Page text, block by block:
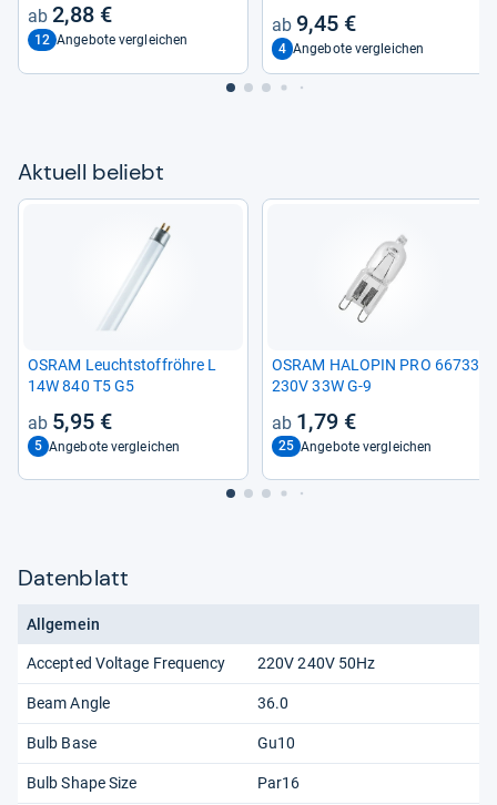
2,88 €
12 Angebote vergleichen
9,45 €
4 Angebote vergleichen
Aktu­ell beliebt
OSRAM Leucht­stoff­röhre L
14W 840 T5 G5
5,95 €
5 Angebote vergleichen
OSRAM HALO­PIN PRO 66733
230V 33W G-​9
1,79 €
25 Angebote vergleichen
Datenblatt
Allgemein
Accepted Voltage Frequency 220V 240V 50Hz
Beam Angle 36.0
Bulb Base Gu10
Bulb Shape Size Par16